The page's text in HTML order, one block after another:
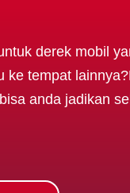
derek mobil
ke tempat
anda jadikan